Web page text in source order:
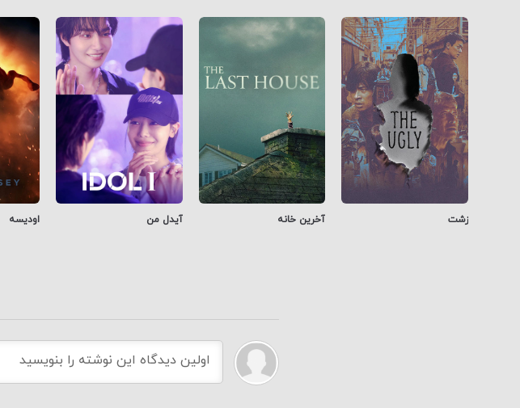
زشت آخرین خانه آیدل من اودیسه